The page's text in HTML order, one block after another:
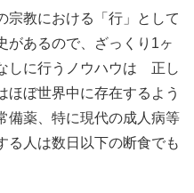
教における「行」として
があるので、ざっくり1ヶ
しに行うノウハウは 正し
ほぼ世界中に存在するよう
備薬、特に現代の成人病等
る人は数日以下の断食でも